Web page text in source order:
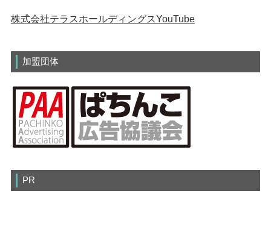
株式会社テラスホールディングスYouTube
加盟団体
PR